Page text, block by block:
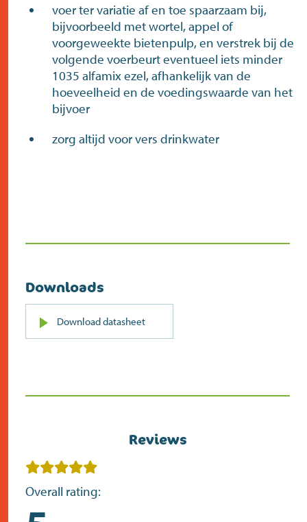
voer ter variatie af en toe spaarzaam bij,
bijvoorbeeld met wortel, appel of
voorgeweekte bietenpulp, en verstrek bij de
volgende voerbeurt eventueel iets minder
1035 alfamix ezel, afhankelijk van de
hoeveelheid en de voedingswaarde van het
bijvoer
zorg altijd voor vers drinkwater
Downloads
Download datasheetPDF
(opent
Reviews
Overall rating: